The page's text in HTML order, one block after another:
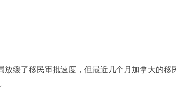
缓了移民审批速度，但最近几个月加拿大的移